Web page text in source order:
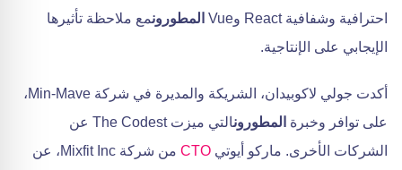
احترافية وشفافية React وVue
المطورونمع ملاحظة تأثيرها
الإيجابي على الإنتاجية.
أكدت جولي لاكوبيدان، الشريكة والمديرة في شركة Min-Mave،
على توافر وخبرة المطورون
التي ميزت The Codest عن
الشركات الأخرى. ماركو أيوتي CTO من شركة Mixfit Inc، عن